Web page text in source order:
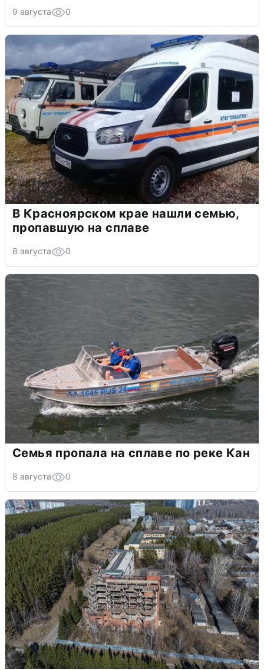
9 августа 0
В Красноярском крае нашли семью,
пропавшую на сплаве
8 августа 0
Семья пропала на сплаве по реке Кан
8 августа 0